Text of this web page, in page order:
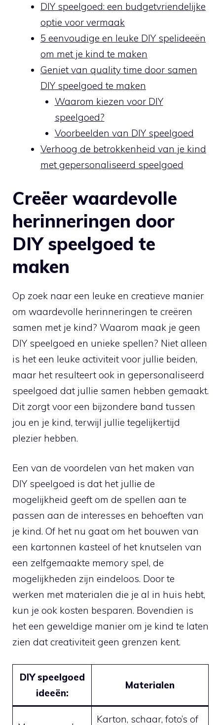
DIY speelgoed: een budgetvriendelijke
optie voor vermaak
5 eenvoudige en leuke DIY spelideeën
⁤om met ⁢je kind te maken
Geniet van quality time door samen
DIY speelgoed te maken
Waarom kiezen voor DIY
speelgoed?
Voorbeelden van DIY‌ speelgoed
Verhoog de betrokkenheid van‌ je kind
met gepersonaliseerd ⁣speelgoed
Creëer waardevolle
herinneringen door
⁤DIY speelgoed te
maken
Op zoek naar een ⁣leuke en⁤ creatieve manier‍
om waardevolle herinneringen te creëren
samen met je kind?‌ Waarom maak je geen
DIY⁢ speelgoed en unieke spellen? Niet alleen
is het ‍een leuke activiteit voor jullie beiden,
maar het resulteert ook in gepersonaliseerd
speelgoed dat ⁤jullie samen hebben gemaakt.
Dit ‌zorgt voor een bijzondere band‍ tussen
jou en je kind, ⁢terwijl jullie tegelijkertijd
plezier hebben.
Een van de voordelen van‍ het maken ⁣van
DIY speelgoed is dat⁤ het jullie ⁤de‍
mogelijkheid geeft‌ om de spellen aan te
passen aan de interesses en ‌behoeften ‍van
⁣je ⁤kind. Of het‍ nu gaat om het bouwen van
een kartonnen ‌kasteel of het knutselen​ van
een zelfgemaakte memory ​spel,⁤ de
mogelijkheden zijn eindeloos. Door te​
werken met materialen die ⁤je al in huis hebt,
kun je ook kosten besparen. Bovendien is
het ‌een ‌geweldige manier om je kind ⁣te laten
zien dat creativiteit geen grenzen ‌kent.
DIY speelgoed
ideeën:
Materialen
Karton, ‌schaar, foto’s of